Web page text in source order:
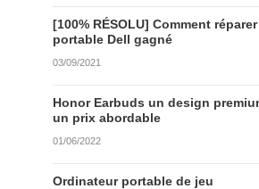
[100% RÉSOLU] Comment
portable Dell gagné
03/09/2021
Honor Earbuds un design
un prix abordable
01/06/2022
Ordinateur portable de jeu